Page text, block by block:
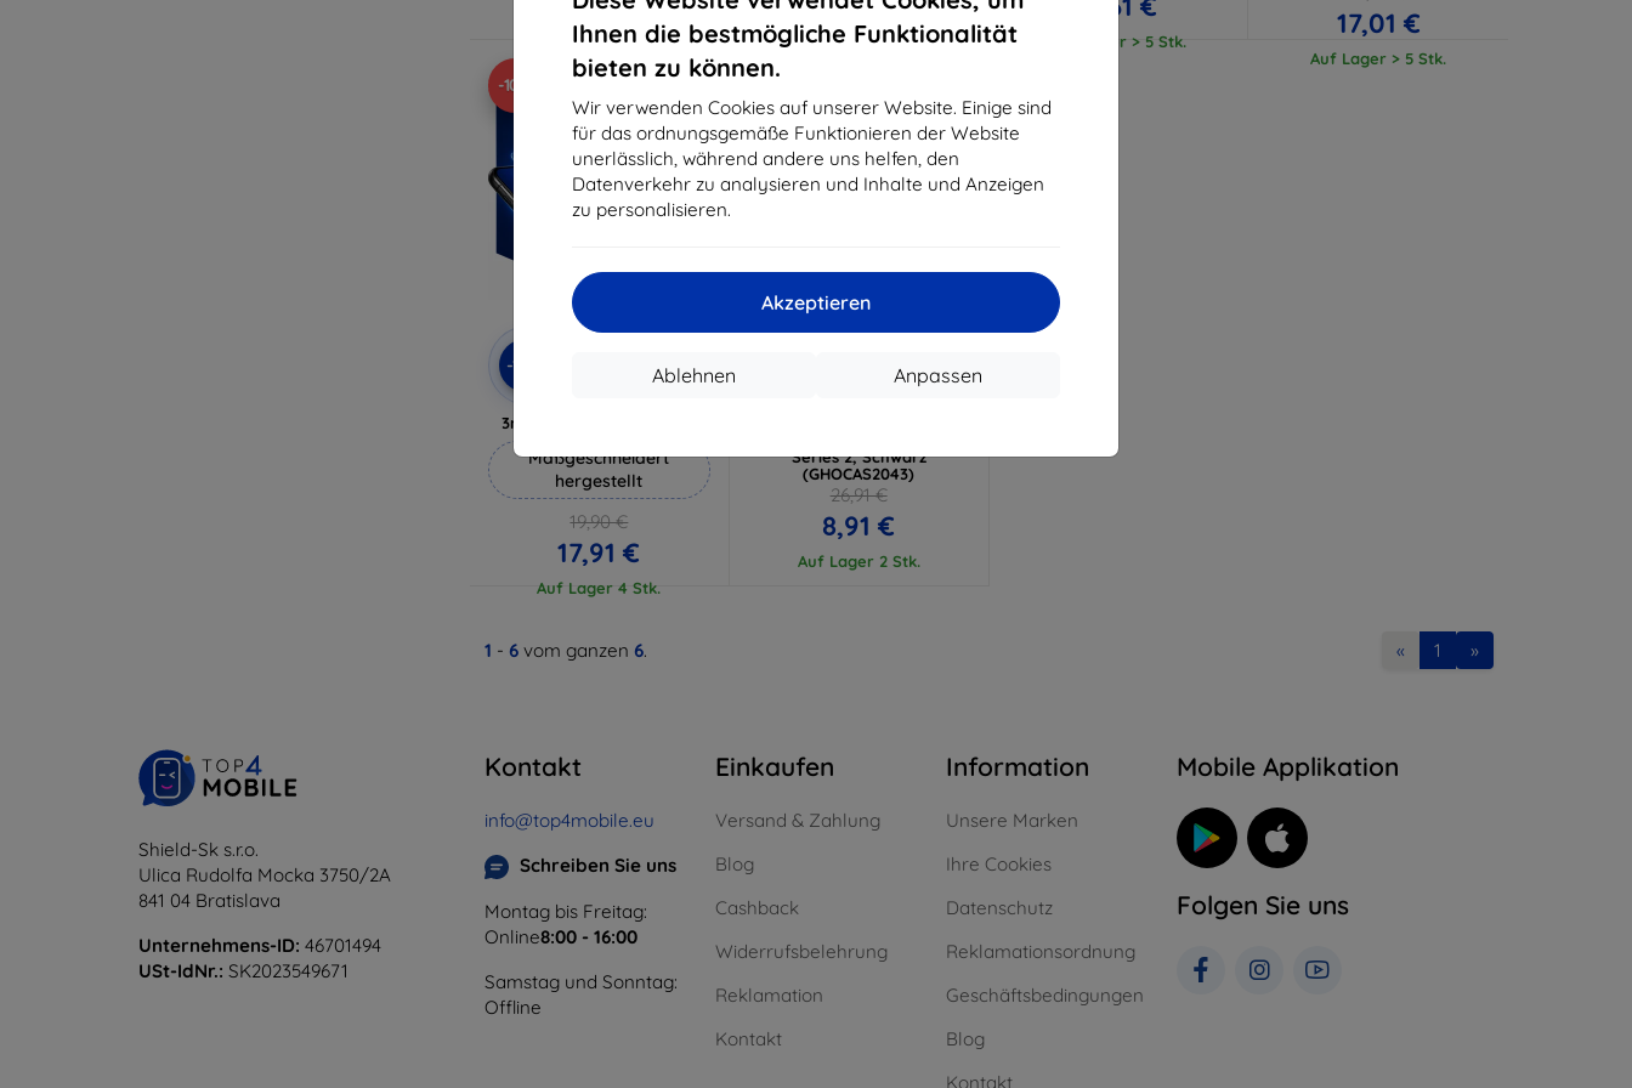
Ihnen die bestmögliche Funktionalität
bieten zu können.
Wir verwenden Cookies auf unserer Website. Einige sind
für das ordnungsgemäße Funktionieren der Website
unerlässlich, während andere uns helfen, den
Datenverkehr zu analysieren und Inhalte und Anzeigen
zu personalisieren.
Akzeptieren
Anpassen
Ablehnen
Auf Lager 3 Stk. Auf Lager > 5 Stk. Auf Lager > 5 Stk.
17,01 €
Auf Lager > 5 Stk.
-10%
-10% EXTRA10
3mk Hammer Schutzfolie
Maßgeschneidert
hergestellt
19,90 €
17,91 €
Auf Lager 4 Stk.
Gutschein
Series 2, Schwarz
(GHOCAS2043)
26,91 €
8,91 €
Auf Lager 2 Stk.
1 - 6 vom ganzen 6. « 1 »
Shield-Sk s.r.o.
Ulica Rudolfa Mocka 3750/2A
841 04 Bratislava
Unternehmens-ID: 46701494
USt-IdNr.: SK2023549671
Kontakt
info@top4mobile.eu
Schreiben Sie uns
Montag bis Freitag:
Online8:00 - 16:00
Samstag und Sonntag:
Offline
Einkaufen
Versand & Zahlung
Blog
Cashback
Widerrufsbelehrung
Reklamation
Kontakt
Information
Unsere Marken
Ihre Cookies
Datenschutz
Reklamationsordnung
Geschäftsbedingungen
Blog
Kontakt
Mobile Applikation
Folgen Sie uns